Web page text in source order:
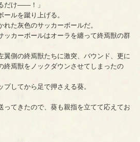
だけ――！」
ルを蹴り上げる。
た灰色のサッカーボールだ。
カーボールはオーラを纏って終焉獣の群
側の終焉獣たちに激突、バウンド、更に
終焉獣をノックダウンさせてしまったの
してから足で押さえる葵。
てきたので、葵も親指を立てて応えてお